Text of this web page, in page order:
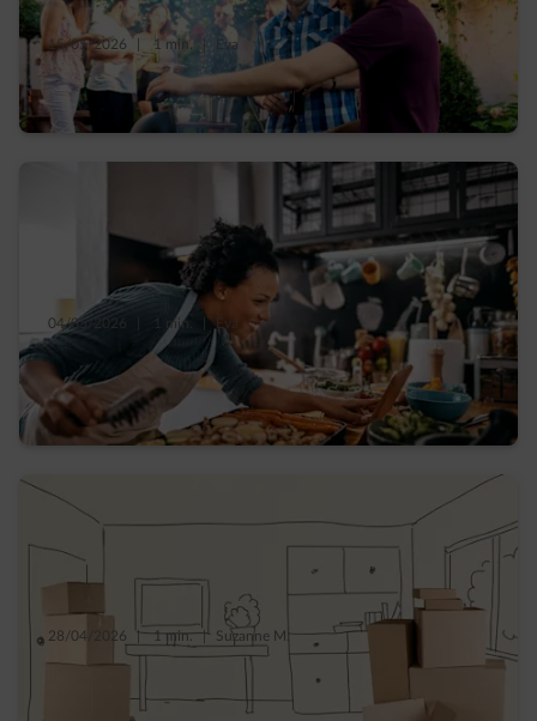
15/05/2026 1 min. Eva
Le barbecue entre amis, sans faire des folies
04/05/2026 1 min. | Eva
Batch cooking, cuisinez 2 h le dimanche,
économisez toute la semaine
28/04/2026 | 1 min. | Suzanne M.
10 idées pour donner une deuxième vie à
vos cartons